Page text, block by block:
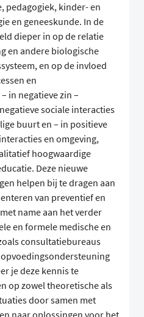
pedagogiek, kinder- en
en geneeskunde. In de
dieper in op de relatie
en andere biologische
en op de invloed
en
in negatieve zin –
sociale interacties
buurt en – in positieve
en omgeving,
hoogwaardige
Deze nieuwe
helpen bij te dragen aan
van preventief en
name aan het verder
en formele medische en
consultatiebureaus
je deze kennis te
op zowel theoretische als
door samen met